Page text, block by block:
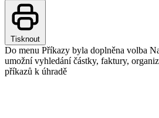
Tisknout
Do menu Příkazy byla doplněna volba
umožní vyhledání částky, faktury,
příkazů k úhradě